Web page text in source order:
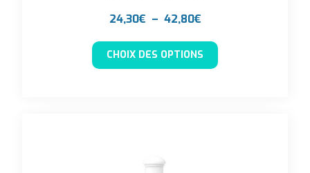
24,30€ – 42,80€Plage de prix :
CHOIX DES OPTIONS